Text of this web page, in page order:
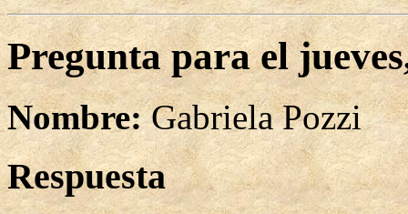
Pregunta para el
Nombre:Gabriela Pozzi
Respuesta